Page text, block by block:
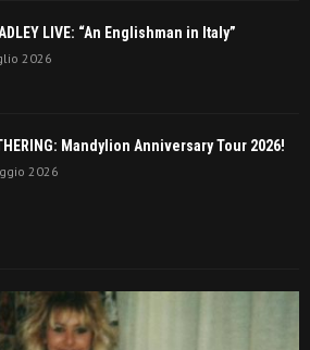
LIVE: “An Englishman in Italy”
2026
Mandylion Anniversary Tour 2026!
2026